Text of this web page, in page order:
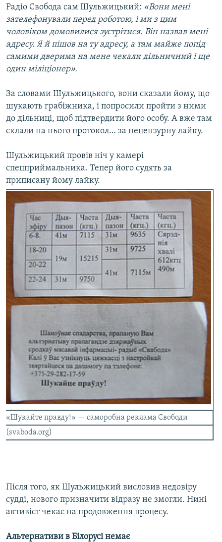
Радіо Свобода сам Шульжицький: «Вони мені
зателефонували перед роботою, і ми з цим
чоловіком домовилися зустрітися. Він назвав мені
адресу. Я й пішов на ту адресу, а там майже попід
самими дверима на мене чекали дільничний і ще
один міліціонер».
За словами Шульжицького, вони сказали йому, що
шукають грабіжника, і попросили пройти з ними
до дільниці, щоб підтвердити його особу. А вже там
склали на нього протокол… за нецензурну лайку.
Шульжицький провів ніч у камері
спецприймальника. Тепер його судять за
приписану йому лайку.
«Шукайте правду!» — саморобна реклама Свободи
(svaboda.org)
Після того, як Шульжицький висловив недовіру
судді, нового призначити відразу не змогли. Нині
активіст чекає на продовження процесу.
Альтернативи в Білорусі немає